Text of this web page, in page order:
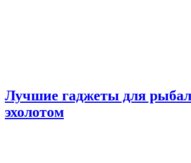
Лучшие гаджеты для
эхолотом